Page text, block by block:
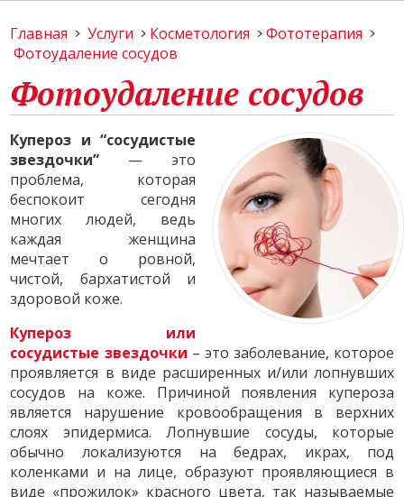
Главная Услуги Косметология
Фототерапия
Фотоудаление сосудов
Фотоудаление сосудов
Купероз и “сосудистые
звездочки” — это
проблема, которая
беспокоит сегодня
многих людей, ведь
каждая женщина
мечтает о ровной,
чистой, бархатистой и
здоровой коже.
Купероз или
сосудистые звездочки – это заболевание, которое
проявляется в виде расширенных и/или лопнувших
сосудов на коже. Причиной появления купероза
является нарушение кровообращения в верхних
слоях эпидермиса. Лопнувшие сосуды, которые
обычно локализуются на бедрах, икрах, под
коленками и на лице, образуют проявляющиеся в
виде «прожилок» красного цвета, так называемые